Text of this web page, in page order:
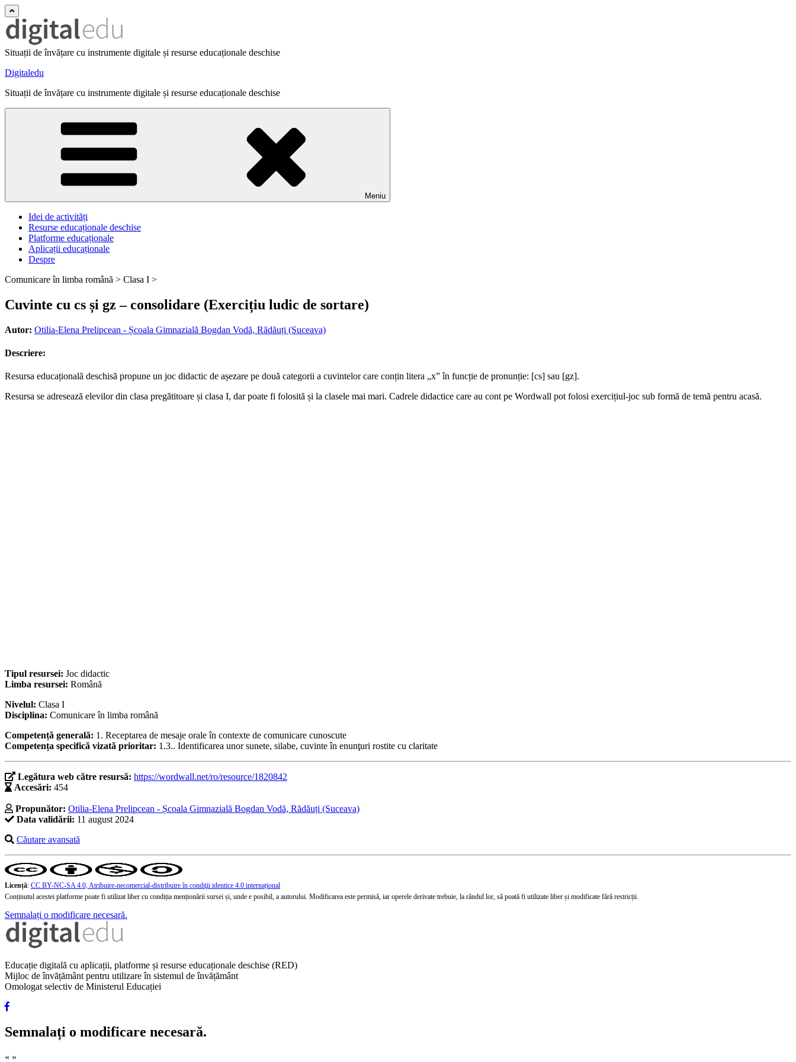
Situații de învățare cu instrumente digitale și resurse educaționale deschise
Digitaledu
Situații de învățare cu instrumente digitale și resurse educaționale deschise
Meniu
Idei de activități
Resurse educaționale deschise
Platforme educaționale
Aplicații educaționale
Despre
Comunicare în limba română > Clasa I >
Cuvinte cu cs și gz – consolidare (Exercițiu ludic de sortare)
Autor: Otilia-Elena Prelipcean - Școala Gimnazială Bogdan Vodă, Rădăuți (Suceava)
Descriere:
Resursa educațională deschisă propune un joc didactic de așezare pe două categorii a cuvintelor care conțin litera „x” în funcție de pronunție: [cs] sau [gz].
Resursa se adresează elevilor din clasa pregătitoare și clasa I, dar poate fi folosită și la clasele mai mari. Cadrele didactice care au cont pe Wordwall pot folosi exercițiul-joc sub formă de temă pentru acasă.
Tipul resursei: Joc didactic
Limba resursei: Română
Nivelul: Clasa I
Disciplina: Comunicare în limba română
Competență generală: 1. Receptarea de mesaje orale în contexte de comunicare cunoscute
Competența specifică vizată prioritar: 1.3.. Identificarea unor sunete, silabe, cuvinte în enunţuri rostite cu claritate
Legătura web către resursă: https://wordwall.net/ro/resource/1820842
Accesări: 454
Propunător: Otilia-Elena Prelipcean - Școala Gimnazială Bogdan Vodă, Rădăuți (Suceava)
Data validării: 11 august 2024
Căutare avansată
Licență: CC BY-NC-SA 4.0, Atribuire-necomercial-distribuire în condiţii identice 4.0 internațional
Conținutul acestei platforme poate fi utilizat liber cu condiția menționării sursei și, unde e posibil, a autorului. Modificarea este permisă, iar operele derivate trebuie, la rândul lor, să poată fi utilizate liber și modificate fără restricții.
Semnalați o modificare necesară.
Educație digitală cu aplicații, platforme și resurse educaționale deschise (RED)
Mijloc de învățământ pentru utilizare în sistemul de învățământ
Omologat selectiv de Ministerul Educației
Semnalați o modificare necesară.
« »